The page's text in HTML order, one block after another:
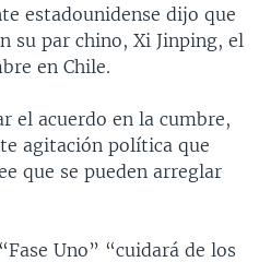
estadounidense dijo que
su par chino, Xi Jinping, el
en Chile.
el acuerdo en la cumbre,
agitación política que
que se pueden arreglar
Uno” “cuidará de los